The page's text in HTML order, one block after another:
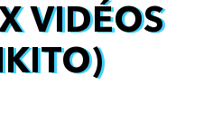
VIDÉOS